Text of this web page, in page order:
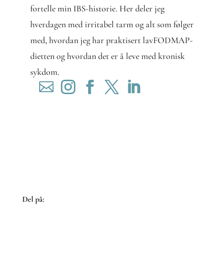
fortelle min IBS-historie. Her deler jeg
hverdagen med irritabel tarm og alt som følger
med, hvordan jeg har praktisert lavFODMAP-
dietten og hvordan det er å leve med kronisk
sykdom.
Del på: